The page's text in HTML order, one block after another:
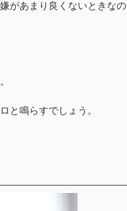
があまり良くないときなの
と鳴らすでしょう。